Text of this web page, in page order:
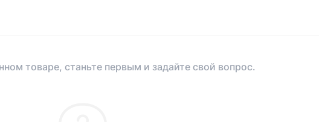
товаре, станьте первым и задайте свой вопрос.